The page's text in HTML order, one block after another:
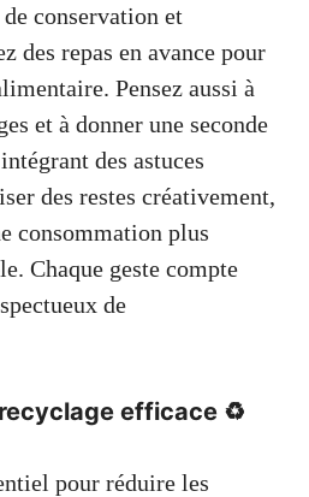
conservation et
des repas en avance pour
Pensez aussi à
et à donner une seconde
des astuces
des restes créativement,
consommation plus
Chaque geste compte
de
efficace ♻️
pour réduire les